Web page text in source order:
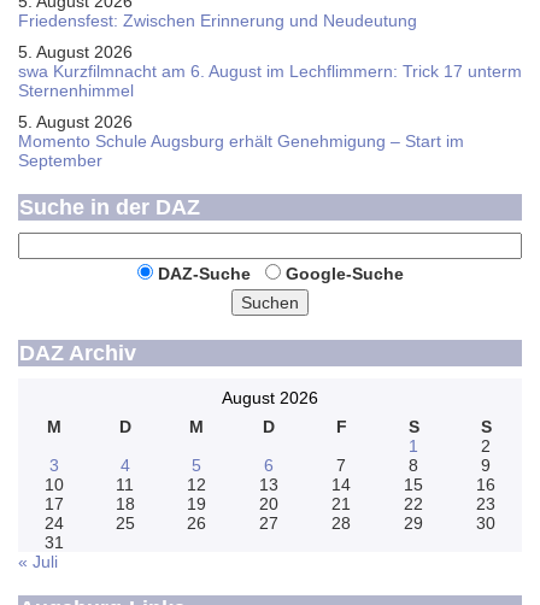
Friedensfest: Zwischen Erinnerung und Neudeutung
5. August 2026
swa Kurz­film­nacht am 6. August im Lech­flim­mern: Trick 17 unterm
Sternen­himmel
5. August 2026
Momento Schule Augsburg erhält Genehmigung – Start im
September
Suche in der DAZ
DAZ-Suche
Google-Suche
Suchen
DAZ Archiv
August 2026
M
D M D F S
S
1
2
3
4 5 6 7 8
9
10
11 12 13 14 15
16
17
18 19 20 21 22
23
24
25 26 27 28 29
30
31
« Juli